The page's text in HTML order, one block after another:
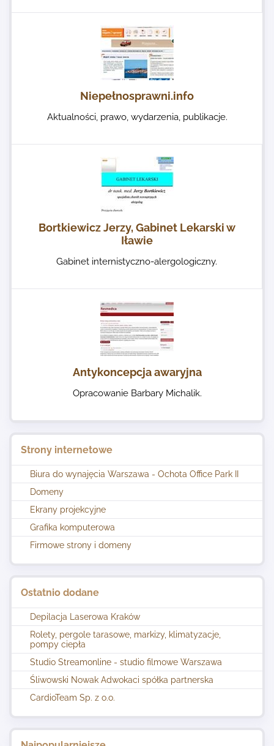
Strony internetowe
Biura do wynajęcia Warszawa - Ochota Office Park II
Domeny
Ekrany projekcyjne
Grafika komputerowa
Firmowe strony i domeny
Ostatnio dodane
Depilacja Laserowa Kraków
Rolety, pergole tarasowe, markizy, klimatyzacje,
pompy ciepła
Studio Streamonline - studio filmowe Warszawa
Śliwowski Nowak Adwokaci spółka partnerska
CardioTeam Sp. z o.o.
Niepełnosprawni.info
Aktualności, prawo, wydarzenia, publikacje.
Bortkiewicz Jerzy, Gabinet Lekarski w
Iławie
Gabinet internistyczno-alergologiczny.
Antykoncepcja awaryjna
Opracowanie Barbary Michalik.